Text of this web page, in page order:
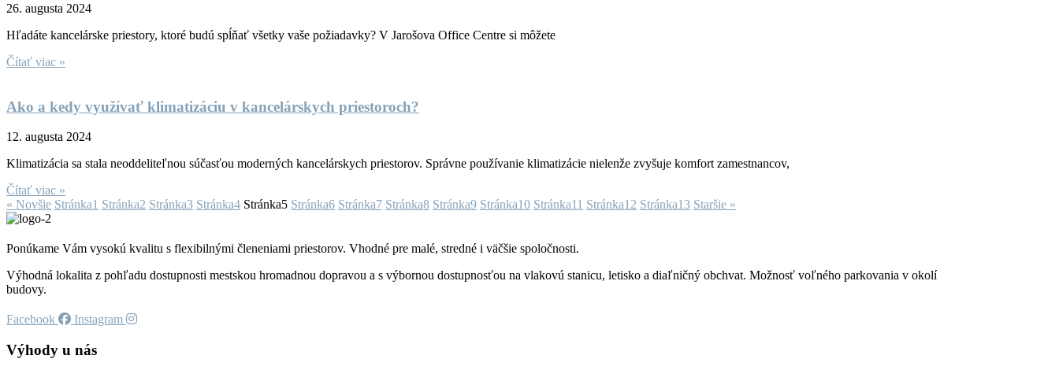
26. augusta 2024
Hľadáte kancelárske priestory, ktoré budú spĺňať všetky vaše požiadavky? V Jarošova Office Centre si môžete
Čítať viac »
Ako a kedy využívať klimatizáciu v kancelárskych priestoroch?
12. augusta 2024
Klimatizácia sa stala neoddeliteľnou súčasťou moderných kancelárskych priestorov. Správne používanie klimatizácie nielenže zvyšuje komfort zamestnancov,
Čítať viac »
« Novšie Stránka1 Stránka2 Stránka3 Stránka4 Stránka5 Stránka6 Stránka7 Stránka8 Stránka9 Stránka10 Stránka11 Stránka12 Stránka13 Staršie »
Ponúkame Vám vysokú kvalitu s flexibilnými členeniami priestorov. Vhodné pre malé, stredné i väčšie spoločnosti.
Výhodná lokalita z pohľadu dostupnosti mestskou hromadnou dopravou a s výbornou dostupnosťou na vlakovú stanicu, letisko a diaľničný obchvat. Možnosť voľného parkovania v okolí
budovy.
Facebook Instagram
Výhody u nás